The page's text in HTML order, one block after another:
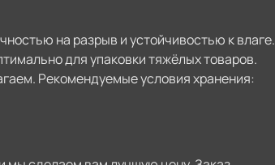
на разрыв и устойчивостью к влаге.
для упаковки тяжёлых товаров.
Рекомендуемые условия хранения: